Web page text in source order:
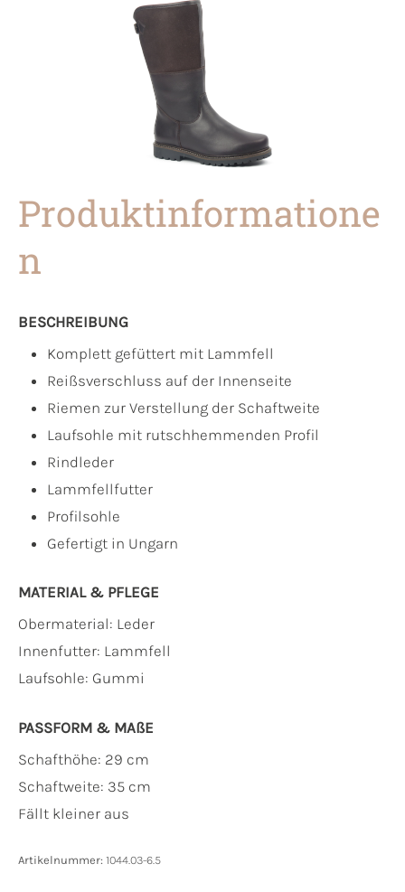
Produktinformatione
n
BESCHREIBUNG
Komplett gefüttert mit Lammfell
Reißsverschluss auf der Innenseite
Riemen zur Verstellung der Schaftweite
Laufsohle mit rutschhemmenden Profil
Rindleder
Lammfellfutter
Profilsohle
Gefertigt in Ungarn
MATERIAL & PFLEGE
Obermaterial: Leder
Innenfutter: Lammfell
Laufsohle: Gummi
PASSFORM & MAẞE
Schafthöhe: 29 cm
Schaftweite: 35 cm
Fällt kleiner aus
Artikelnummer: 1044.03-6.5